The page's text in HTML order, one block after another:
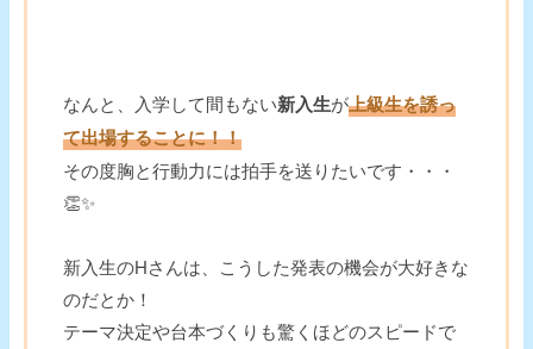
なんと、入学して間もない新入生が上級生を誘っ
て出場することに！！
その度胸と行動力には拍手を送りたいです・・・
👏✨
新入生のHさんは、こうした発表の機会が大好きな
のだとか！
テーマ決定や台本づくりも驚くほどのスピードで